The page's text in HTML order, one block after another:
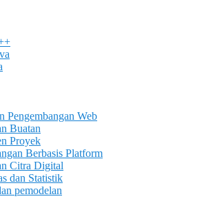
Pengembangan Web
Buatan
Proyek
Berbasis Platform
Citra Digital
dan Statistik
pemodelan